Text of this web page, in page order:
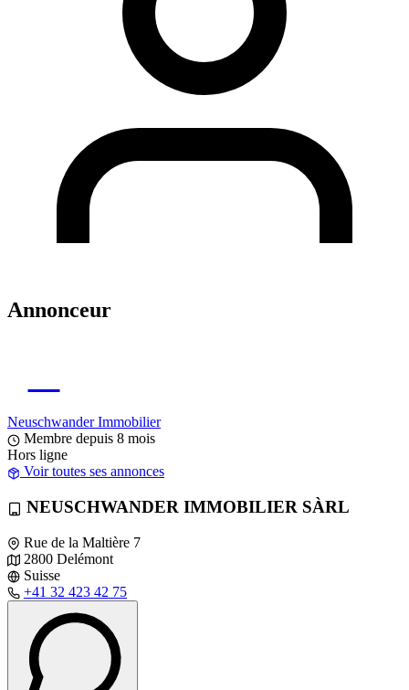
Annonceur
Neuschwander Immobilier
Membre depuis 8 mois
Hors ligne
Voir toutes ses annonces
NEUSCHWANDER IMMOBILIER SÀRL
Rue de la Maltière 7
2800 Delémont
Suisse
+41 32 423 42 75